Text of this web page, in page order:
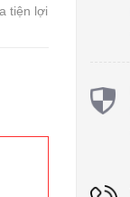
tiện lợi